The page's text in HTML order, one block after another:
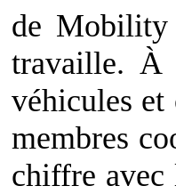
de Mobility
travaille. À
véhicules
membres
chiffre avec